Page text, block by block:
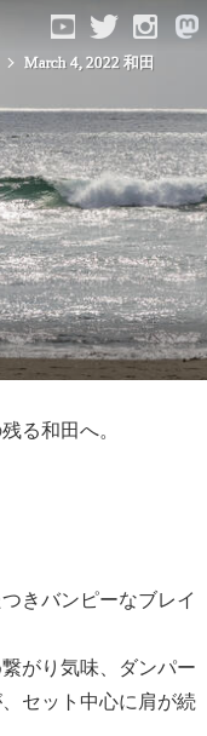
March 4, 2022 和田
る和田へ。
きバンピーなブレイ
がり気味、ダンパー
セット中心に肩が続